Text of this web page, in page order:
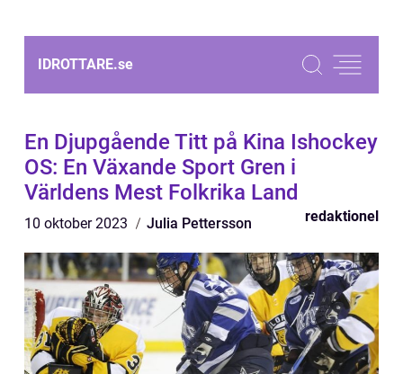
IDROTTARE.se
En Djupgående Titt på Kina Ishockey
OS: En Växande Sport Gren i
Världens Mest Folkrika Land
10 oktober 2023 Julia Pettersson redaktionel